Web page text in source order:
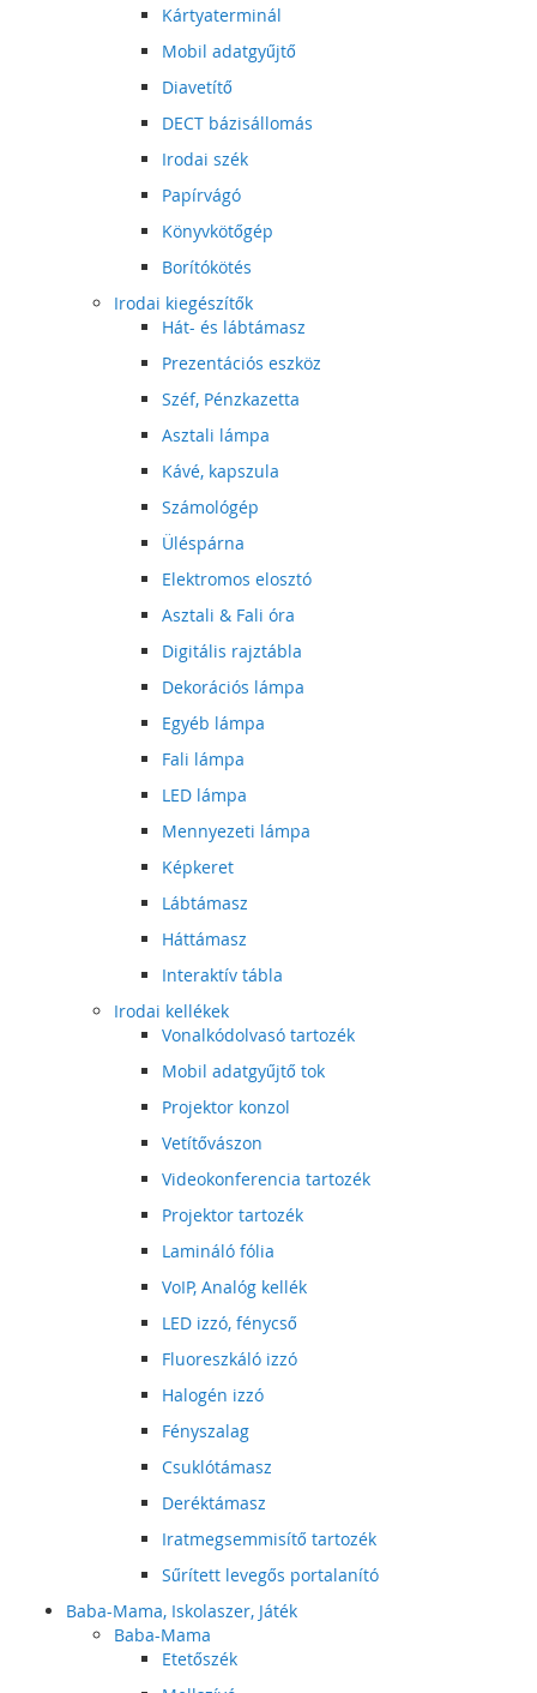
Kártyaterminál
Mobil adatgyűjtő
Diavetítő
DECT bázisállomás
Irodai szék
Papírvágó
Könyvkötőgép
Borítókötés
Irodai kiegészítők
Hát- és lábtámasz
Prezentációs eszköz
Széf, Pénzkazetta
Asztali lámpa
Kávé, kapszula
Számológép
Üléspárna
Elektromos elosztó
Asztali & Fali óra
Digitális rajztábla
Dekorációs lámpa
Egyéb lámpa
Fali lámpa
LED lámpa
Mennyezeti lámpa
Képkeret
Lábtámasz
Háttámasz
Interaktív tábla
Irodai kellékek
Vonalkódolvasó tartozék
Mobil adatgyűjtő tok
Projektor konzol
Vetítővászon
Videokonferencia tartozék
Projektor tartozék
Lamináló fólia
VoIP, Analóg kellék
LED izzó, fénycső
Fluoreszkáló izzó
Halogén izzó
Fényszalag
Csuklótámasz
Deréktámasz
Iratmegsemmisítő tartozék
Sűrített levegős portalanító
Baba-Mama, Iskolaszer, Játék
Baba-Mama
Etetőszék